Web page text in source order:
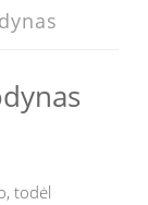
todėl